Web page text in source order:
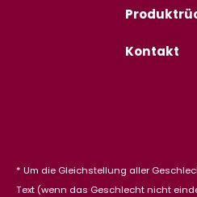
Kontakt
* Um die Gleichstellung aller
Text (wenn das Geschlecht nicht